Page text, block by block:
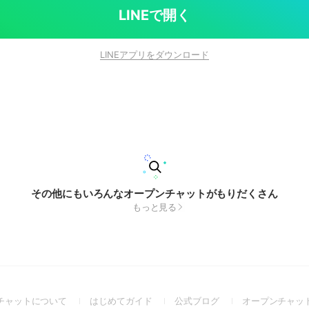
LINEで開く
LINEアプリをダウンロード
その他にもいろんなオープンチャットがもりだくさん
もっと見る
ャットについて
(Openはじめてガイド
(Open公式ブログ
(Openオープンチャッ